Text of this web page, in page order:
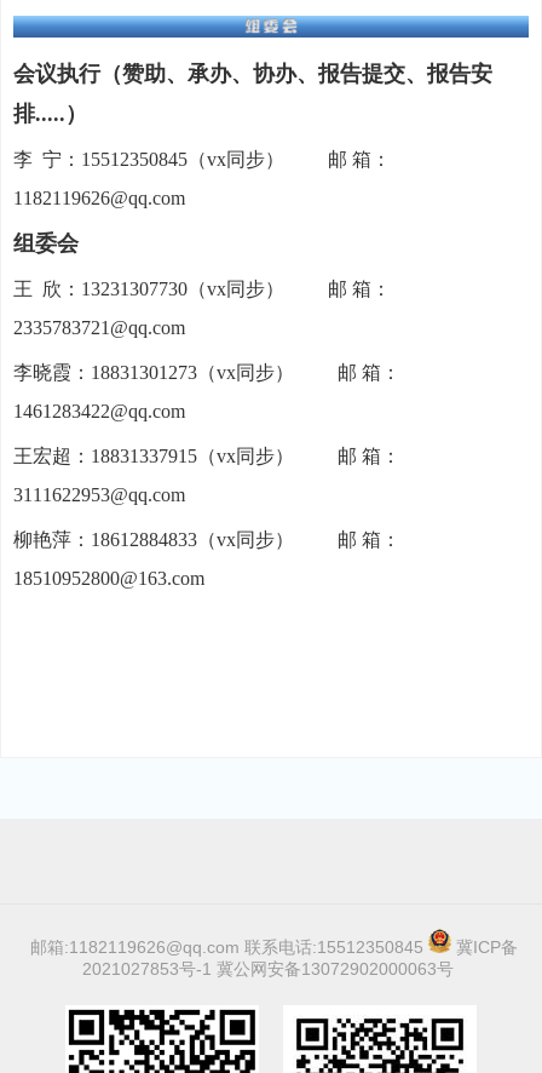
会议执行（赞助、承办、协办、报告提交、报告安
排.....）
李 宁：15512350845（vx同步）
邮 箱：
1182119626@qq.com
组委会
王 欣：13231307730（vx同步）
邮 箱：
2335783721@qq.com
李晓霞：18831301273（vx同步）
邮 箱：
1461283422@qq.com
王宏超：18831337915（vx同步）
邮 箱：
3111622953@qq.com
柳艳萍：18612884833（vx同步）
邮 箱：
18510952800@163.com
邮箱:1182119626@qq.com 联系电话:15512350845
冀ICP备
2021027853号-1 冀公网安备13072902000063号